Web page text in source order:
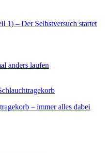
1) – Der Selbstversuch startet
anders laufen
– immer alles dabei